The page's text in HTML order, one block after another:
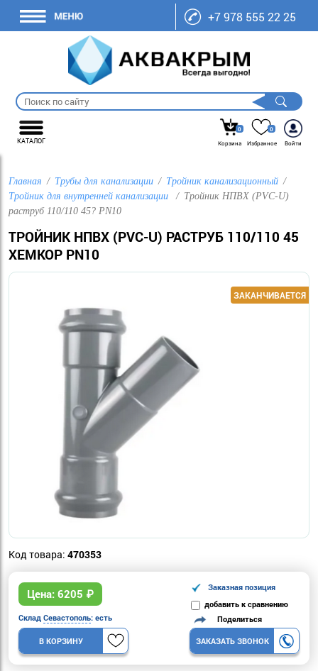
+7 978 555 22 25
КАТАЛОГ
0
Корзина
0
Избранное
Войти
Главная Трубы для канализации
Тройник канализационный
Тройник для внутренней канализации
Тройник НПВХ (PVC-U)
раструб 110/110 45? PN10
ТРОЙНИК НПВХ (PVC-U) РАСТРУБ 110/110 45
ХЕМКОР PN10
Код товара: 470353
Цена: 6205 ₽
Заказная позиция
добавить к сравнению
Склад Севастополь: есть
В КОРЗИНУ
Поделиться
ЗАКАЗАТЬ ЗВОНОК